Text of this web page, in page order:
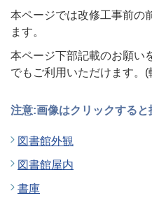
本ページでは改修工事前の
ます。
本ページ下部記載のお願い
でもご利用いただけます。
注意:画像はクリックする
図書館外観
図書館屋内
書庫